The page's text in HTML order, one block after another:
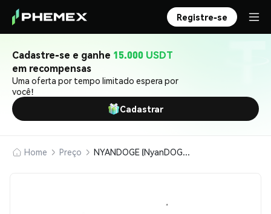
Registre-se
Cadastre-se e ganhe 15.000 USDT
em recompensas
Uma oferta por tempo limitado espera por
você!
Cadastrar
Home Preço NYANDOGE (NyanDOGE International)